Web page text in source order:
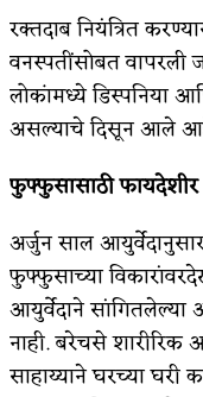
रक्तदाब नियंत्रित
वनस्पतींसोबत वापरली
लोकांमध्ये डिस्पनिया
असल्याचे दिसून आले
फुफ्फुसासाठी फायदेशीर
अर्जुन साल
फुफ्फुसाच्या
आयुर्वेदाने
नाही. बरेचसे
साहाय्याने घरच्या